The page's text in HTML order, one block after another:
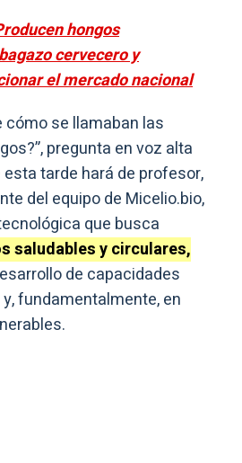
hongos
cervecero y
el mercado nacional
cómo se llamaban las
pregunta en voz alta
tarde hará de profesor,
del equipo de Micelio.bio,
que busca
saludables y circulares,
de capacidades
fundamentalmente, en